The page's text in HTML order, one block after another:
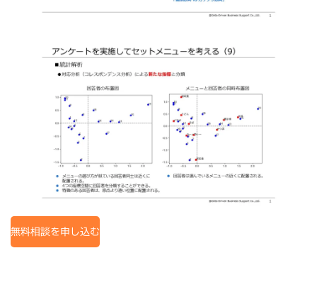
無料相談を申し込む